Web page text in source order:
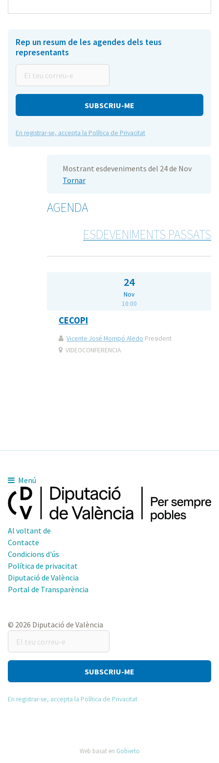
Rep un resum de les agendes dels teus
representants
teu
correu-
En registrar-se, accepta la Política de Privacitat
Mostrant esdeveniments del 24 de Nov
Tornar
AGENDA
ESDEVENIMENTS PASSATS
24
Nov
10:00
CECOPI
Vicente José Mompó Aledo President
VIDEOCONFERENCIA
Menú
Al voltant de
Contacte
Condicions d'ús
Política de privacitat
Diputació de València
Portal de Transparència
© 2026 Diputació de València
teu
correu-
En registrar-se, accepta la Política de Privacitat
Web basat en Gobierto